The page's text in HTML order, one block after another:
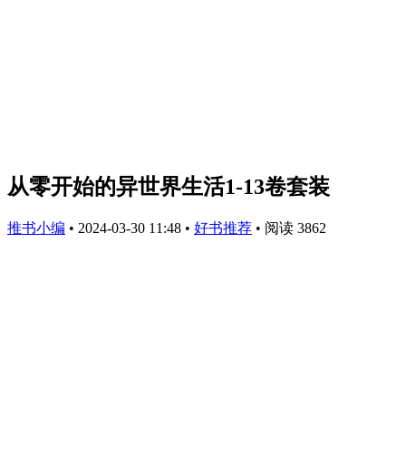
从零开始的异世界生活1-13卷套装
推书小编 • 2024-03-30 11:48 • 好书推荐 • 阅读 3862